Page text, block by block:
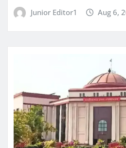
Junior Editor1 Aug 6,